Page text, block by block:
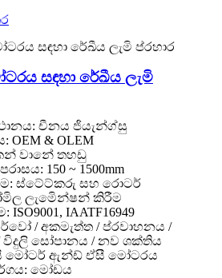
සඳහා රේඛීය ලැමි
චීනය ජියැන්ග්සු
OEM & OLEM
වානේ තහඩු
150 ~ 1500mm
ස්ටේට්කරු සහ රොටර්
ලැමිෙන්ෂන් කිරීම
IAATF16949
/ අකමැත්ත / ප්රවාහනය /
සෝපානය / නව ශක්තිය
මෝටර් ඇන්ඩ් ඒසී මෝටරය
මෝඩය